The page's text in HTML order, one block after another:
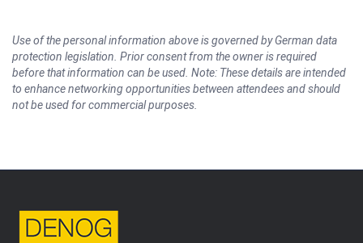
Use of the personal information above is governed by German data
protection legislation. Prior consent from the owner is required
before that information can be used. Note: These details are intended
to enhance networking opportunities between attendees and should
not be used for commercial purposes.